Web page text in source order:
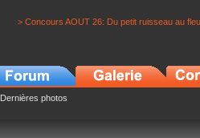
> Concours AOUT 26: Du petit ruisseau au
Dernières photos